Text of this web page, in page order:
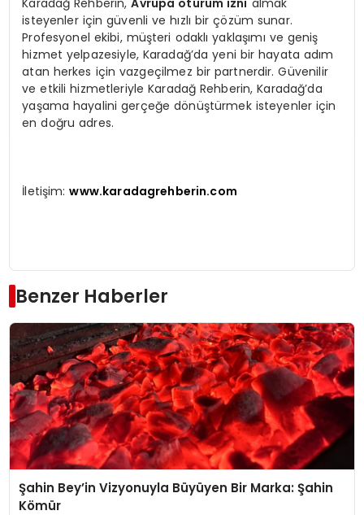
Karadağ Rehberin,Avrupa oturum izni almak
isteyenler için güvenli ve hızlı bir çözüm sunar.
Profesyonel ekibi, müşteri odaklı yaklaşımı ve geniş
hizmet yelpazesiyle, Karadağ’da yeni bir hayata adım
atan herkes için vazgeçilmez bir partnerdir. Güvenilir
ve etkili hizmetleriyle Karadağ Rehberin, Karadağ’da
yaşama hayalini gerçeğe dönüştürmek isteyenler için
en doğru adres.
İletişim:www.karadagrehberin.com
Benzer Haberler
Şahin Bey’in Vizyonuyla Büyüyen Bir Marka: Şahin
Kömür